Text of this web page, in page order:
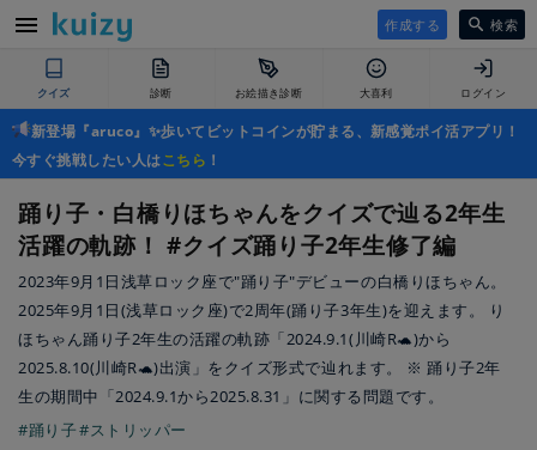
作成する 検索
クイズ 診断 お絵描き診断 大喜利 ログイン
新登場『aruco』✨歩いてビットコインが貯まる、新感覚ポイ活アプリ！
今すぐ挑戦したい人はこちら ！
踊り子・白橋りほちゃんをクイズで辿る2年生
活躍の軌跡！ #クイズ踊り子2年生修了編
2023年9月1日浅草ロック座で"踊り子"デビューの白橋りほちゃん。
2025年9月1日(浅草ロック座)で2周年(踊り子3年生)を迎えます。 り
ほちゃん踊り子2年生の活躍の軌跡「2024.9.1(川崎R🐢)から
2025.8.10(川崎R🐢)出演」をクイズ形式で辿れます。 ※ 踊り子2年
生の期間中「2024.9.1から2025.8.31」に関する問題です。
#踊り子#ストリッパー